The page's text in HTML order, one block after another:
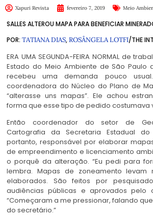
Xapuri Revista fevereiro 7, 2019 Meio
SALLES ALTEROU MAPA PARA BENEFICIAR
POR: TATIANA DIAS,ROSÂNGELA LOTFI/THE
ERA UMA SEGUNDA-FEIRA NORMAL de
Estado do Meio Ambiente de São Paulo
recebeu uma demanda pouco usual.
coordenadora do Núcleo do Plano de
“alterasse uns mapas”. Ele achou
forma que esse tipo de pedido costumava
Então coordenador do setor de
Cartografia da Secretaria Estadual
portanto, responsável por elaborar
de empreendimento e licenciamento
o porquê da alteração. “Eu pedi para
lembra. Mapas de zoneamento levam
elaborados. São feitos por
audiências públicas e aprovados pelo
“Começaram a me pressionar, falando
do secretário.”